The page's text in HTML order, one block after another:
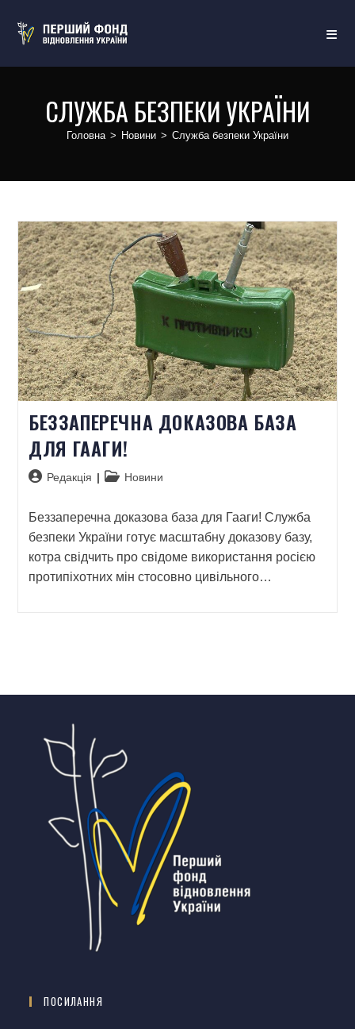
СЛУЖБА БЕЗПЕКИ УКРАЇНИ
Головна > Новини > Служба безпеки України
БЕЗЗАПЕРЕЧНА ДОКАЗОВА БАЗА
ДЛЯ ГААГИ!
Редакція Новини
Беззаперечна доказова база для Гааги! Служба
безпеки України готує масштабну доказову базу,
котра свідчить про свідоме використання росією
протипіхотних мін стосовно цивільного…
ПОСИЛАННЯ